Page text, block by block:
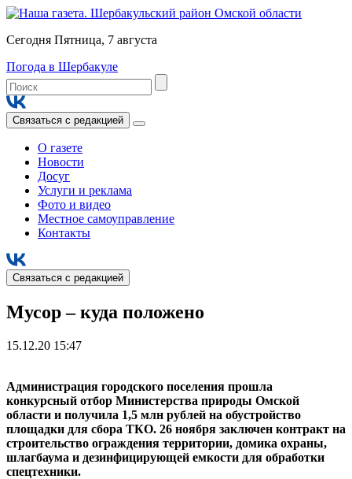
Сегодня Пятница, 7 августа
Погода в Шербакуле
Связаться с редакцией
О газете
Новости
Досуг
Услуги и реклама
Фото и видео
Местное самоуправление
Контакты
Связаться с редакцией
Мусор – куда положено
15.12.20 15:47
Администрация городского поселения прошла
конкурсный отбор Министерства природы Омской
области и получила 1,5 млн рублей на обустройство
площадки для сбора ТКО. 26 ноября заключен контракт на
строительство ограждения территории, домика охраны,
шлагбаума и дезинфицирующей емкости для обработки
спецтехники.